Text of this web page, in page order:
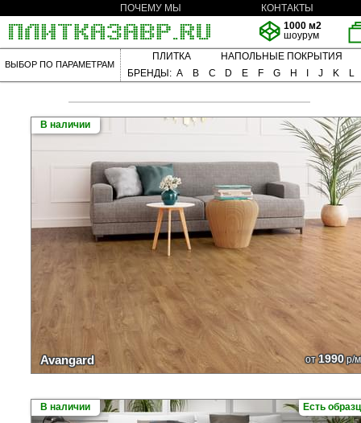
ПОЧЕМУ МЫ
КОНТАКТЫ
1000 м2
шоурум
ВЫБОР ПО ПАРАМЕТРАМ
ПЛИТКА
НАПОЛЬНЫЕ ПОКРЫТИЯ
БРЕНДЫ: A B C D E F G H J K L
В наличии
Avangard от1990р/
Есть
В наличии